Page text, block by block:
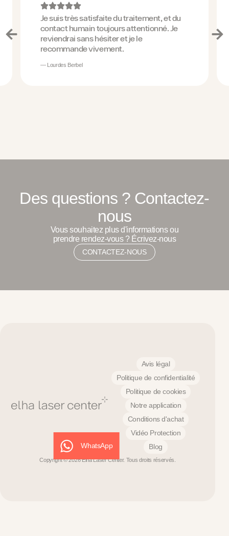
Je suis très satisfaite du traitement, et du
contact humain toujours attentionné. Je
reviendrai sans hésiter et je le
recommande vivement.
— Lourdes Berbel
Des questions ? Contactez-
nous
Vous souhaitez plus d'informations ou
prendre rendez-vous ? Écrivez-nous
CONTACTEZ-NOUS
Avis légal
Politique de confidentialité
Politique de cookies
Notre application
Conditions d'achat
Vidéo Protection
Blog
Copyright © 2026 Elha Laser Center. Tous droits réservés.
WhatsApp